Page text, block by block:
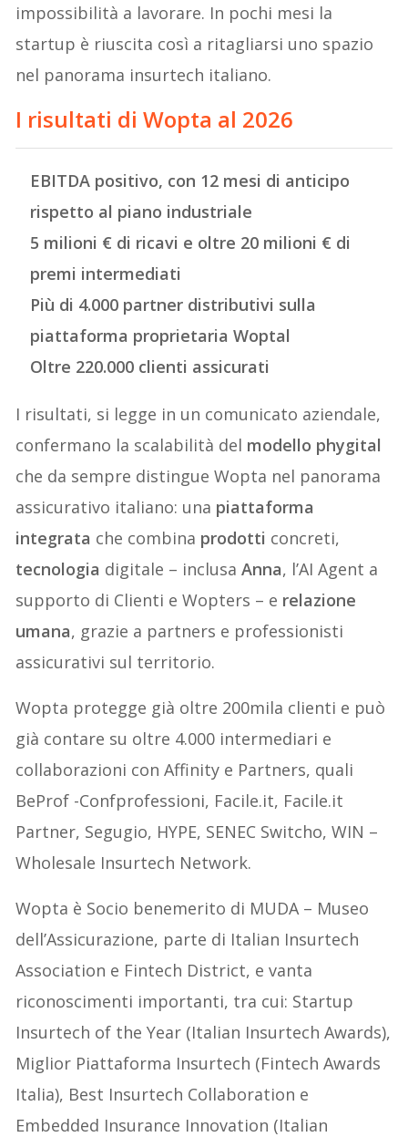
impossibilità a lavorare. In pochi mesi la
startup è riuscita così a ritagliarsi uno spazio
nel panorama insurtech italiano.
I risultati di Wopta al 2026
EBITDA positivo, con 12 mesi di anticipo
rispetto al piano industriale
5 milioni € di ricavi e oltre 20 milioni € di
premi intermediati
Più di 4.000 partner distributivi sulla
piattaforma proprietaria Woptal
Oltre 220.000 clienti assicurati
I risultati, si legge in un comunicato aziendale,
confermano la scalabilità del modello phygital
che da sempre distingue Wopta nel panorama
assicurativo italiano: una piattaforma
integrata che combina prodotti concreti,
tecnologia digitale – inclusaAnna, l’AI Agent a
supporto di Clienti e Wopters – e relazione
umana, grazie a partners e professionisti
assicurativi sul territorio.
Wopta protegge già oltre 200mila clienti e può
già contare su oltre 4.000 intermediari e
collaborazioni con Affinity e Partners, quali
BeProf -Confprofessioni, Facile.it, Facile.it
Partner, Segugio, HYPE, SENEC Switcho, WIN –
Wholesale Insurtech Network.
Wopta è Socio benemerito di MUDA – Museo
dell’Assicurazione, parte di Italian Insurtech
Association e Fintech District, e vanta
riconoscimenti importanti, tra cui: Startup
Insurtech of the Year (Italian Insurtech Awards),
Miglior Piattaforma Insurtech (Fintech Awards
Italia), Best Insurtech Collaboration e
Embedded Insurance Innovation (Italian